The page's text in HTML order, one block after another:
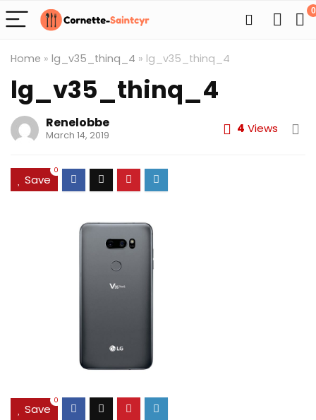
0
Home » lg_v35_thinq_4 » lg_v35_thinq_4
lg_v35_thinq_4
Renelobbe
March 14, 2019 4 Views
Save
0
Save
0